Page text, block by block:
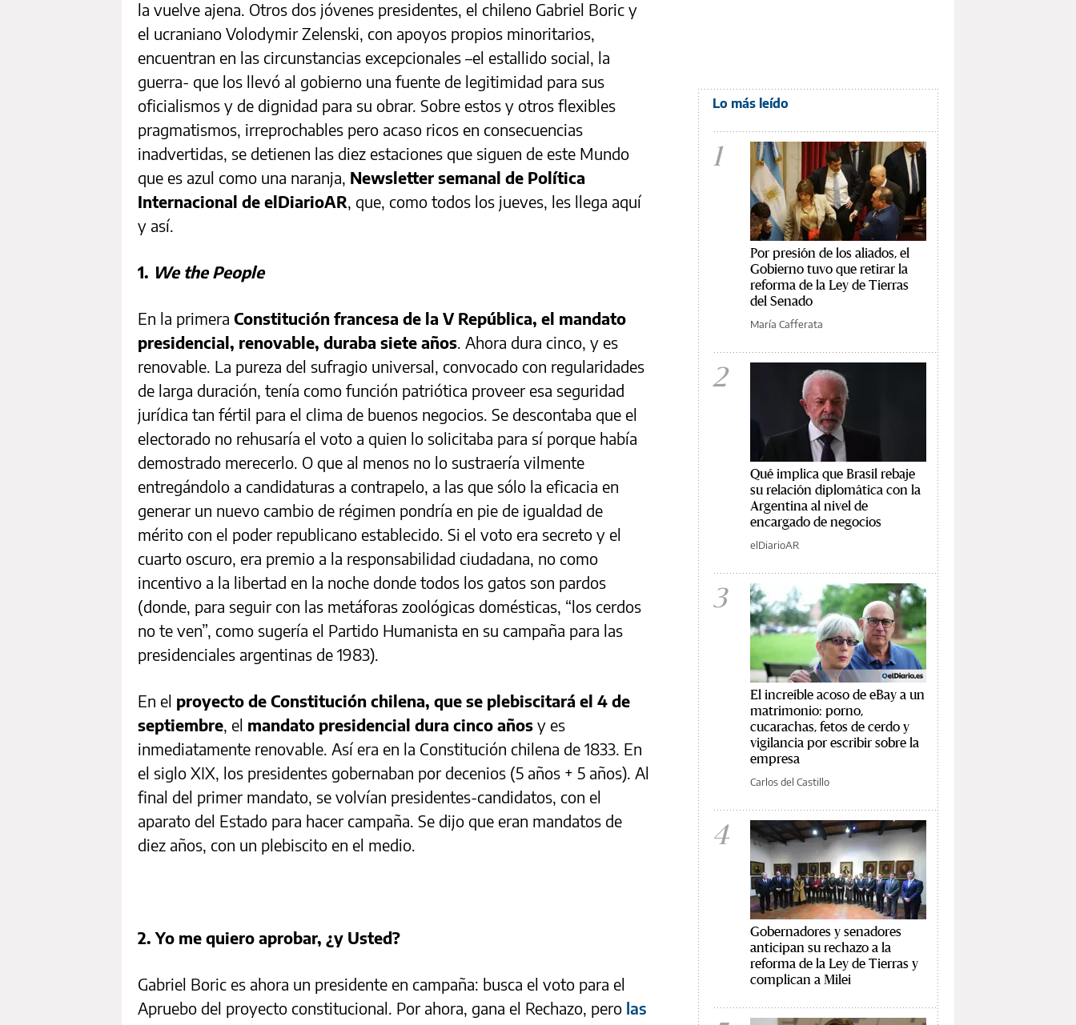
la vuelve ajena. Otros dos jóvenes presidentes, el chileno Gabriel Boric y
el ucraniano Volodymir Zelenski, con apoyos propios minoritarios,
encuentran en las circunstancias excepcionales –el estallido social, la
guerra- que los llevó al gobierno una fuente de legitimidad para sus
oficialismos y de dignidad para su obrar. Sobre estos y otros flexibles
pragmatismos, irreprochables pero acaso ricos en consecuencias
inadvertidas, se detienen las diez estaciones que siguen de este Mundo
que es azul como una naranja, Newsletter semanal de Política
Internacional de elDiarioAR, que, como todos los jueves, les llega aquí
y así.
1. We the People
En la primera Constitución francesa de la V República, el mandato
presidencial, renovable, duraba siete años. Ahora dura cinco, y es
renovable. La pureza del sufragio universal, convocado con regularidades
de larga duración, tenía como función patriótica proveer esa seguridad
jurídica tan fértil para el clima de buenos negocios. Se descontaba que el
electorado no rehusaría el voto a quien lo solicitaba para sí porque había
demostrado merecerlo. O que al menos no lo sustraería vilmente
entregándolo a candidaturas a contrapelo, a las que sólo la eficacia en
generar un nuevo cambio de régimen pondría en pie de igualdad de
mérito con el poder republicano establecido. Si el voto era secreto y el
cuarto oscuro, era premio a la responsabilidad ciudadana, no como
incentivo a la libertad en la noche donde todos los gatos son pardos
(donde, para seguir con las metáforas zoológicas domésticas, “los cerdos
no te ven”, como sugería el Partido Humanista en su campaña para las
presidenciales argentinas de 1983).
En el proyecto de Constitución chilena, que se plebiscitará el 4 de
septiembre, el mandato presidencial dura cinco años y es
inmediatamente renovable. Así era en la Constitución chilena de 1833. En
el siglo XIX, los presidentes gobernaban por decenios (5 años + 5 años). Al
final del primer mandato, se volvían presidentes-candidatos, con el
aparato del Estado para hacer campaña. Se dijo que eran mandatos de
diez años, con un plebiscito en el medio.
2. Yo me quiero aprobar, ¿y Usted?
Gabriel Boric es ahora un presidente en campaña: busca el voto para el
Apruebo del proyecto constitucional. Por ahora, gana el Rechazo, pero las
Lo más leído
1
Por presión de los aliados, el
Gobierno tuvo que retirar la
reforma de la Ley de Tierras
del Senado
María Cafferata
2
Qué implica que Brasil rebaje
su relación diplomática con la
Argentina al nivel de
encargado de negocios
elDiarioAR
3
El increíble acoso de eBay a un
matrimonio: porno,
cucarachas, fetos de cerdo y
vigilancia por escribir sobre la
empresa
Carlos del Castillo
4
Gobernadores y senadores
anticipan su rechazo a la
reforma de la Ley de Tierras y
complican a Milei